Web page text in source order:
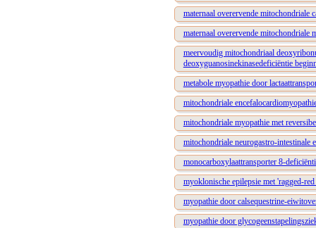
maternaal overervende mitochondriale
maternaal overervende mitochondriale
meervoudig mitochondriaal
deoxyguanosinekinasedeficiëntie
metabole myopathie door
mitochondriale
mitochondriale myopathie met
mitochondriale neurogastro-intestinale
monocarboxylaattransporter 8-
myoklonische epilepsie met 'ragged-
myopathie door calsequestrine-
myopathie door